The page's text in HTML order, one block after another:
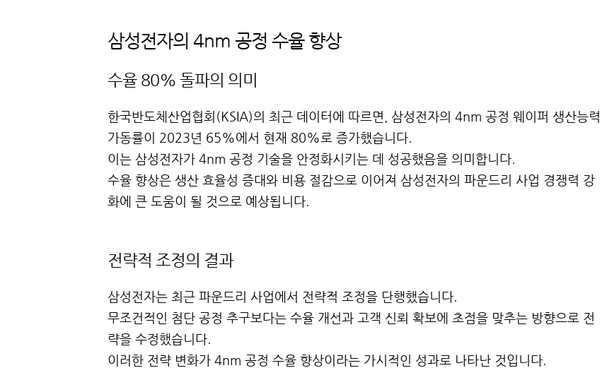
삼성전자의 4nm 공정 수율 향상
수율 80% 돌파의 의미
한국반도체산업협회(KSIA)의 최근 데이터에 따르면, 삼성전자의 4nm 공정 웨이퍼 생산능력
가동률이 2023년 65%에서 현재 80%로 증가했습니다.
이는 삼성전자가 4nm 공정 기술을 안정화시키는 데 성공했음을 의미합니다.
수율 향상은 생산 효율성 증대와 비용 절감으로 이어져 삼성전자의 파운드리 사업 경쟁력 강
화에 큰 도움이 될 것으로 예상됩니다.
전략적 조정의 결과
삼성전자는 최근 파운드리 사업에서 전략적 조정을 단행했습니다.
무조건적인 첨단 공정 추구보다는 수율 개선과 고객 신뢰 확보에 초점을 맞추는 방향으로 전
략을 수정했습니다.
이러한 전략 변화가 4nm 공정 수율 향상이라는 가시적인 성과로 나타난 것입니다.